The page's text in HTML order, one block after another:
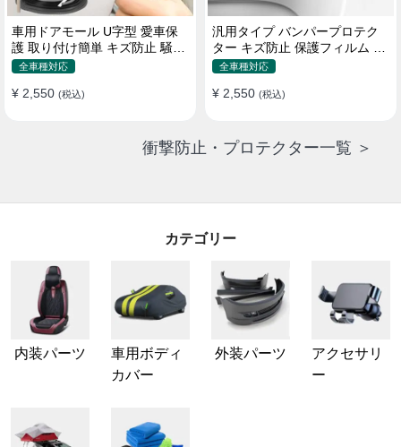
車用ドアモール U字型 愛車保
護 取り付け簡単 キズ防止 騒音
低減 5m バンパーストリップ
全車種対応
¥ 2,550 (税込)
汎用タイプ バンパープロテク
ター キズ防止 保護フィルム 取
り付け簡単 フィット感抜群
全車種対応
¥ 2,550 (税込)
衝撃防止・プロテクター一覧 ＞
カテゴリー
内装パーツ
車用ボディ
カバー
外装パーツ
アクセサリ
ー